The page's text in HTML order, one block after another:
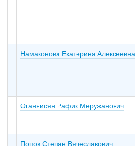
Намаконова Екатерина Алексеевна
Оганнисян Рафик Меружанович
Попов Степан Вячеславович